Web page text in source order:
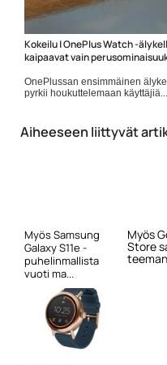
Kokeilu | OnePlus Watch -
kaipaavat vain
OnePlussan ensimmäinen
pyrkii houkuttelemaan käyttäjiä...
Aiheeseen liittyvät
Myös Samsung
Galaxy S11e -
puhelinmallista
vuoti ma...
Myös
Store
teeman